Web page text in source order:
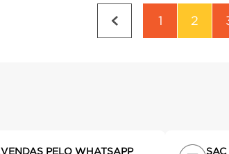
1 2
VENDAS PELO WHATSAPP SAC